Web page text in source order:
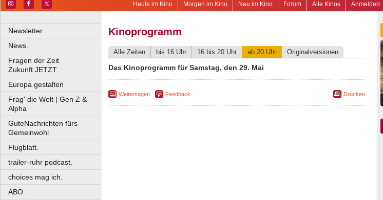
Anmelden
Alle Kinos
Forum
Neu im Kino
Morgen im Kino
Heute im Kino
Newsletter.
News.
Fragen der Zeit
Zukunft JETZT
Europa gestalten
Frag' die Welt | Gen Z &
Alpha
GuteNachrichten fürs
Gemeinwohl
Flugblatt.
trailer-ruhr podcast.
choices mag ich.
ABO.
Kinoprogramm
Alle Zeiten bis 16 Uhr 16 bis 20 Uhr ab 20 Uhr Originalversionen
Das Kinoprogramm für Samstag, den 29. Mai
Weitersagen Feedback Drucken